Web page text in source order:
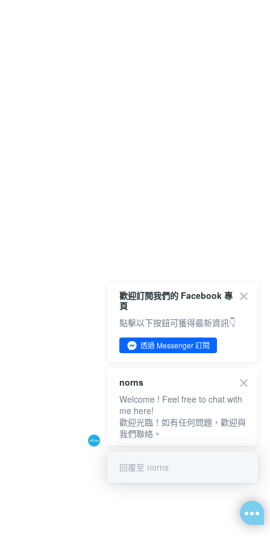
歡迎訂閱我們的 Facebook 專
頁
點擊以下按鈕可獲得最新資訊👇
透過 Messenger 訂閱
norns
Welcome ! Feel free to chat with
me here!
歡迎光臨！如有任何問題，歡迎與
我們聯絡。
回覆至 norns